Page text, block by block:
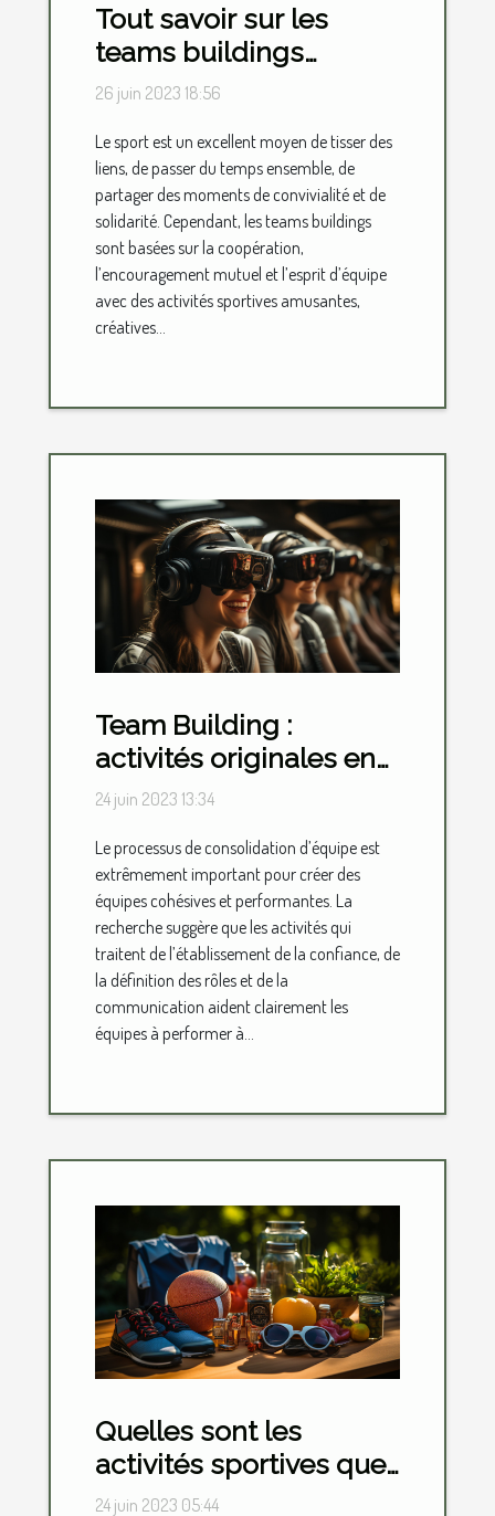
Tout savoir sur les
teams buildings
sportifs
26 juin 2023 18:56
Le sport est un excellent moyen de tisser des
liens, de passer du temps ensemble, de
partager des moments de convivialité et de
solidarité. Cependant, les teams buildings
sont basées sur la coopération,
l’encouragement mutuel et l’esprit d’équipe
avec des activités sportives amusantes,
créatives...
Team Building :
activités originales en
présentiel et en virtuel
24 juin 2023 13:34
Le processus de consolidation d’équipe est
extrêmement important pour créer des
équipes cohésives et performantes. La
recherche suggère que les activités qui
traitent de l’établissement de la confiance, de
la définition des rôles et de la
communication aident clairement les
équipes à performer à...
Quelles sont les
activités sportives que
vous pouvez faire pour
24 juin 2023 05:44